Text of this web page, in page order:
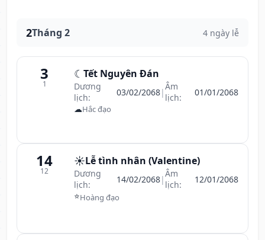
2Tháng 2 4 ngày lễ
3
1
☾ Tết Nguyên Đán
Dương
lịch:
03/02/2068|Âm
lịch:
01/01/2068
☁Hắc đạo
14
12
☀️Lễ tình nhân (Valentine)
Dương
lịch:
14/02/2068|Âm
lịch:
12/01/2068
⭐Hoàng đạo